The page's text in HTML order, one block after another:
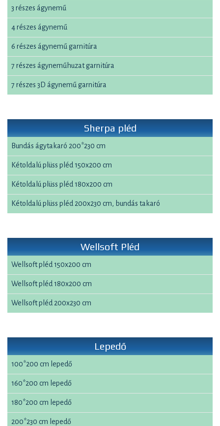
3 részes ágynemű
4 részes ágynemű
6 részes ágynemű garnitúra
7 részes ágyneműhuzat garnitúra
7 részes 3D ágynemű garnitúra
Sherpa pléd
Bundás ágytakaró 200*230 cm
Kétoldalú plüss pléd 150x200 cm
Kétoldalú plüss pléd 180x200 cm
Kétoldalú plüss pléd 200x230 cm, bundás takaró
Wellsoft Pléd
Wellsoft pléd 150x200 cm
Wellsoft pléd 180x200 cm
Wellsoft pléd 200x230 cm
Lepedő
100*200 cm lepedő
160*200 cm lepedő
180*200 cm lepedő
200*230 cm lepedő